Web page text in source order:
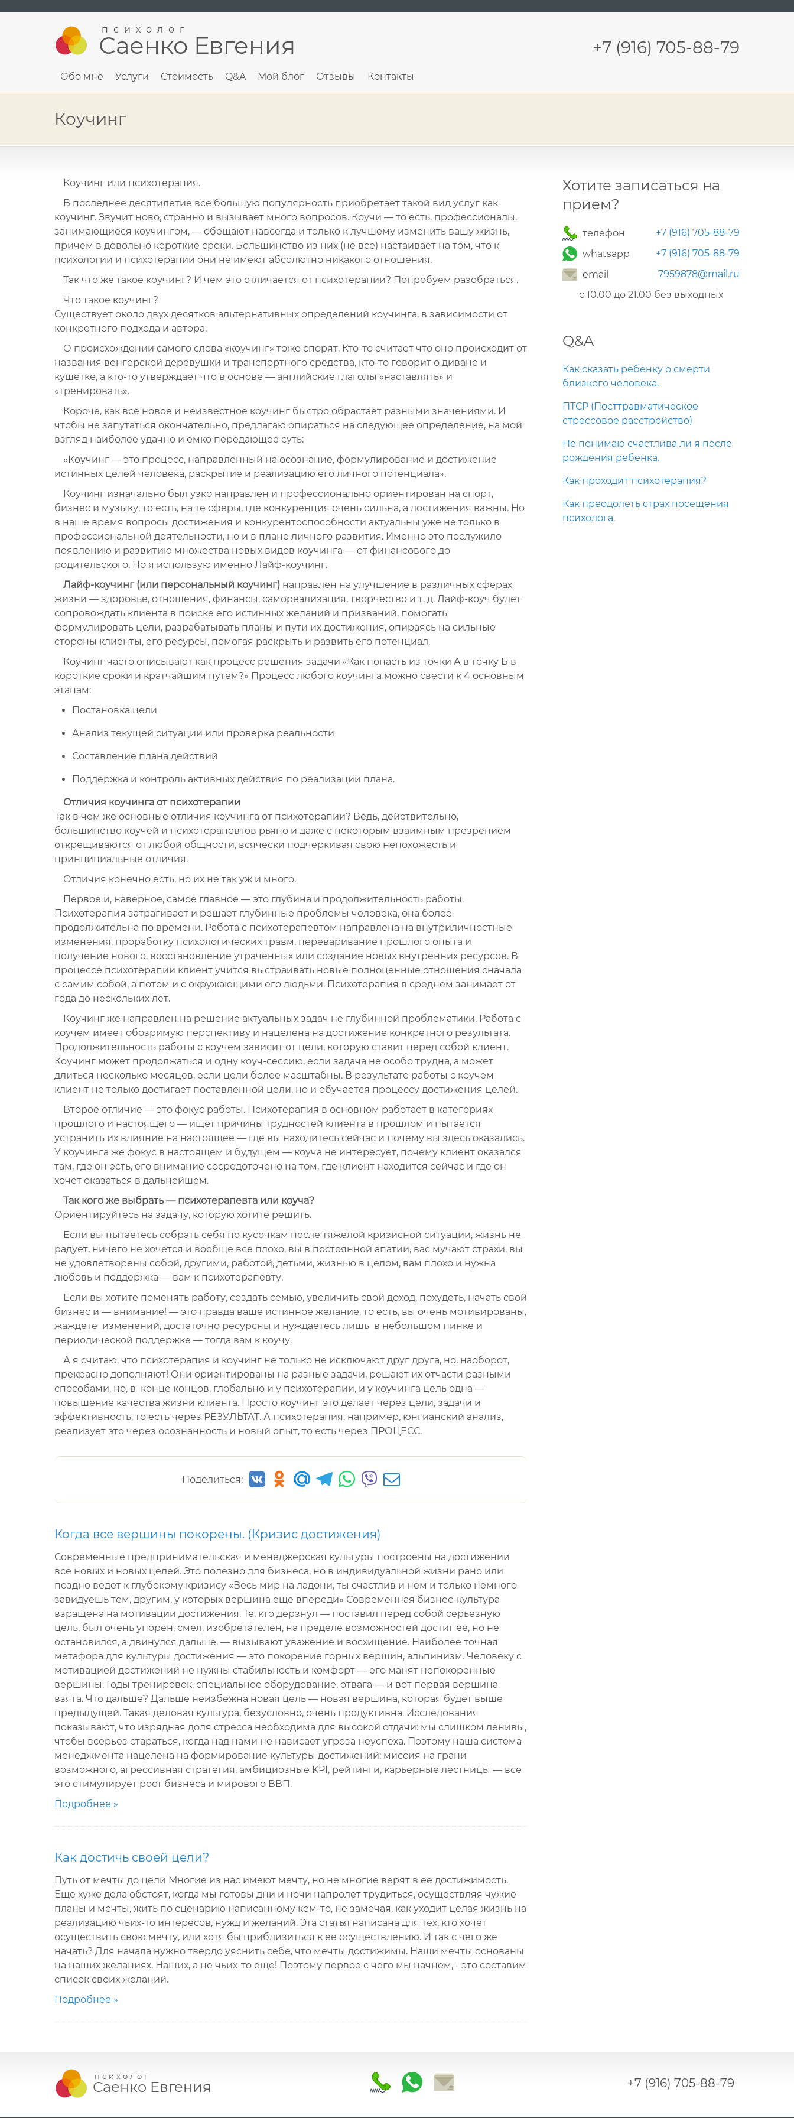
Саенко Евгения
психолог
+7 (916) 705-88-79
Обо мне Услуги Стоимость Q&A Мой блог Отзывы Контакты
Коучинг
Коучинг или психотерапия.
В последнее десятилетие все большую популярность приобретает такой вид услуг как
коучинг. Звучит ново, странно и вызывает много вопросов. Коучи — то есть, профессионалы,
занимающиеся коучингом, — обещают навсегда и только к лучшему изменить вашу жизнь,
причем в довольно короткие сроки. Большинство из них (не все) настаивает на том, что к
психологии и психотерапии они не имеют абсолютно никакого отношения.
Так что же такое коучинг? И чем это отличается от психотерапии? Попробуем разобраться.
Что такое коучинг?
Существует около двух десятков альтернативных определений коучинга, в зависимости от
конкретного подхода и автора.
О происхождении самого слова «коучинг» тоже спорят. Кто-то считает что оно происходит от
названия венгерской деревушки и транспортного средства, кто-то говорит о диване и
кушетке, а кто-то утверждает что в основе — английские глаголы «наставлять» и
«тренировать».
Короче, как все новое и неизвестное коучинг быстро обрастает разными значениями. И
чтобы не запутаться окончательно, предлагаю опираться на следующее определение, на мой
взгляд наиболее удачно и емко передающее суть:
«Коучинг — это процесс, направленный на осознание, формулирование и достижение
истинных целей человека, раскрытие и реализацию его личного потенциала».
Коучинг изначально был узко направлен и профессионально ориентирован на спорт,
бизнес и музыку, то есть, на те сферы, где конкуренция очень сильна, а достижения важны. Но
в наше время вопросы достижения и конкурентоспособности актуальны уже не только в
профессиональной деятельности, но и в плане личного развития. Именно это послужило
появлению и развитию множества новых видов коучинга — от финансового до
родительского. Но я использую именно Лайф-коучинг.
Лайф-коучинг (или персональный коучинг) направлен на улучшение в различных сферах
жизни — здоровье, отношения, финансы, самореализация, творчество и т. д. Лайф-коуч будет
сопровождать клиента в поиске его истинных желаний и призваний, помогать
формулировать цели, разрабатывать планы и пути их достижения, опираясь на сильные
стороны клиенты, его ресурсы, помогая раскрыть и развить его потенциал.
Коучинг часто описывают как процесс решения задачи «Как попасть из точки А в точку Б в
короткие сроки и кратчайшим путем?» Процесс любого коучинга можно свести к 4 основным
этапам:
Постановка цели
Анализ текущей ситуации или проверка реальности
Составление плана действий
Поддержка и контроль активных действия по реализации плана.
Отличия коучинга от психотерапии
Так в чем же основные отличия коучинга от психотерапии? Ведь, действительно,
большинство коучей и психотерапевтов рьяно и даже с некоторым взаимным презрением
открещиваются от любой общности, всячески подчеркивая свою непохожесть и
принципиальные отличия.
Отличия конечно есть, но их не так уж и много.
Первое и, наверное, самое главное — это глубина и продолжительность работы.
Психотерапия затрагивает и решает глубинные проблемы человека, она более
продолжительна по времени. Работа с психотерапевтом направлена на внутриличностные
изменения, проработку психологических травм, переваривание прошлого опыта и
получение нового, восстановление утраченных или создание новых внутренних ресурсов. В
процессе психотерапии клиент учится выстраивать новые полноценные отношения сначала
с самим собой, а потом и с окружающими его людьми. Психотерапия в среднем занимает от
года до нескольких лет.
Коучинг же направлен на решение актуальных задач не глубинной проблематики. Работа с
коучем имеет обозримую перспективу и нацелена на достижение конкретного результата.
Продолжительность работы с коучем зависит от цели, которую ставит перед собой клиент.
Коучинг может продолжаться и одну коуч-сессию, если задача не особо трудна, а может
длиться несколько месяцев, если цели более масштабны. В результате работы с коучем
клиент не только достигает поставленной цели, но и обучается процессу достижения целей.
Второе отличие — это фокус работы. Психотерапия в основном работает в категориях
прошлого и настоящего — ищет причины трудностей клиента в прошлом и пытается
устранить их влияние на настоящее — где вы находитесь сейчас и почему вы здесь оказались.
У коучинга же фокус в настоящем и будущем — коуча не интересует, почему клиент оказался
там, где он есть, его внимание сосредоточено на том, где клиент находится сейчас и где он
хочет оказаться в дальнейшем.
Так кого же выбрать — психотерапевта или коуча?
Ориентируйтесь на задачу, которую хотите решить.
Если вы пытаетесь собрать себя по кусочкам после тяжелой кризисной ситуации, жизнь не
радует, ничего не хочется и вообще все плохо, вы в постоянной апатии, вас мучают страхи, вы
не удовлетворены собой, другими, работой, детьми, жизнью в целом, вам плохо и нужна
любовь и поддержка — вам к психотерапевту.
Если вы хотите поменять работу, создать семью, увеличить свой доход, похудеть, начать свой
бизнес и — внимание! — это правда ваше истинное желание, то есть, вы очень мотивированы,
жаждете изменений, достаточно ресурсны и нуждаетесь лишь в небольшом пинке и
периодической поддержке — тогда вам к коучу.
А я считаю, что психотерапия и коучинг не только не исключают друг друга, но, наоборот,
прекрасно дополняют! Они ориентированы на разные задачи, решают их отчасти разными
способами, но, в конце концов, глобально и у психотерапии, и у коучинга цель одна —
повышение качества жизни клиента. Просто коучинг это делает через цели, задачи и
эффективность, то есть через РЕЗУЛЬТАТ. А психотерапия, например, юнгианский анализ,
реализует это через осознанность и новый опыт, то есть через ПРОЦЕСС.
Поделиться:
Когда все вершины покорены. (Кризис достижения)
Современные предпринимательская и менеджерская культуры построены на достижении
все новых и новых целей. Это полезно для бизнеса, но в индивидуальной жизни рано или
поздно ведет к глубокому кризису «Весь мир на ладони, ты счастлив и нем и только немного
завидуешь тем, другим, у которых вершина еще впереди» Современная бизнес-культура
взращена на мотивации достижения. Те, кто дерзнул — поставил перед собой серьезную
цель, был очень упорен, смел, изобретателен, на пределе возможностей достиг ее, но не
остановился, а двинулся дальше, — вызывают уважение и восхищение. Наиболее точная
метафора для культуры достижения — это покорение горных вершин, альпинизм. Человеку с
мотивацией достижений не нужны стабильность и комфорт — его манят непокоренные
вершины. Годы тренировок, специальное оборудование, отвага — и вот первая вершина
взята. Что дальше? Дальше неизбежна новая цель — новая вершина, которая будет выше
предыдущей. Такая деловая культура, безусловно, очень продуктивна. Исследования
показывают, что изрядная доля стресса необходима для высокой отдачи: мы слишком ленивы,
чтобы всерьез стараться, когда над нами не нависает угроза неуспеха. Поэтому наша система
менеджмента нацелена на формирование культуры достижений: миссия на грани
возможного, агрессивная стратегия, амбициозные KPI, рейтинги, карьерные лестницы — все
это стимулирует рост бизнеса и мирового ВВП.
Подробнее »
Как достичь своей цели?
Путь от мечты до цели Многие из нас имеют мечту, но не многие верят в ее достижимость.
Еще хуже дела обстоят, когда мы готовы дни и ночи напролет трудиться, осуществляя чужие
планы и мечты, жить по сценарию написанному кем-то, не замечая, как уходит целая жизнь на
реализацию чьих-то интересов, нужд и желаний. Эта статья написана для тех, кто хочет
осуществить свою мечту, или хотя бы приблизиться к ее осуществлению. И так с чего же
начать? Для начала нужно твердо уяснить себе, что мечты достижимы. Наши мечты основаны
на наших желаниях. Наших, а не чьих-то еще! Поэтому первое с чего мы начнем, - это составим
список своих желаний.
Подробнее »
Хотите записаться на
прием?
телефон
+7 (916) 705-88-79
whatsapp
+7 (916) 705-88-79
email
7959878@mail.ru
с 10.00 до 21.00 без выходных
Q&A
Как сказать ребенку о смерти
близкого человека.
ПТСР (Посттравматическое
стрессовое расстройство)
Не понимаю счастлива ли я после
рождения ребенка.
Как проходит психотерапия?
Как преодолеть страх посещения
психолога.
Саенко Евгения
психолог +7 (916) 705-88-79